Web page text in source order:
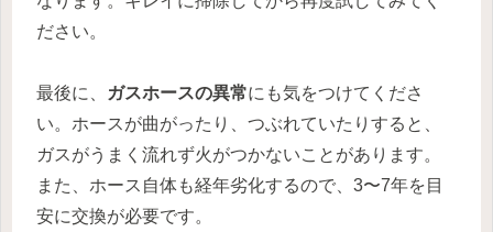
ださい。
最後に、 ガスホースの異常にも気をつけてくださ
い。ホースが曲がったり、つぶれていたりすると、
ガスがうまく流れず火がつかないことがあります。
また、ホース自体も経年劣化するので、3〜7年を目
安に交換が必要です。